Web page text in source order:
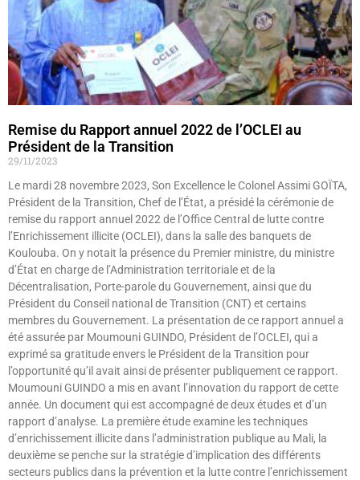
Remise du Rapport annuel 2022 de l’OCLEI au
Président de la Transition
29/11/2023
Le mardi 28 novembre 2023, Son Excellence le Colonel Assimi GOÏTA,
Président de la Transition, Chef de l’État, a présidé la cérémonie de
remise du rapport annuel 2022 de l’Office Central de lutte contre
l’Enrichissement illicite (OCLEI), dans la salle des banquets de
Koulouba. On y notait la présence du Premier ministre, du ministre
d’État en charge de l’Administration territoriale et de la
Décentralisation, Porte-parole du Gouvernement, ainsi que du
Président du Conseil national de Transition (CNT) et certains
membres du Gouvernement. La présentation de ce rapport annuel a
été assurée par Moumouni GUINDO, Président de l’OCLEI, qui a
exprimé sa gratitude envers le Président de la Transition pour
l’opportunité qu’il avait ainsi de présenter publiquement ce rapport.
Moumouni GUINDO a mis en avant l’innovation du rapport de cette
année. Un document qui est accompagné de deux études et d’un
rapport d’analyse. La première étude examine les techniques
d’enrichissement illicite dans l’administration publique au Mali, la
deuxième se penche sur la stratégie d’implication des différents
secteurs publics dans la prévention et la lutte contre l’enrichissement